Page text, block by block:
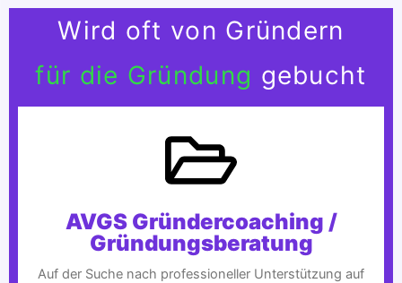
Wird oft von Gründern
für die Gründung gebucht
AVGS Gründercoaching /
Gründungsberatung
Auf der Suche nach professioneller Unterstützung auf